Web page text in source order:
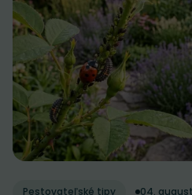
Pestovateľské tipy 04.